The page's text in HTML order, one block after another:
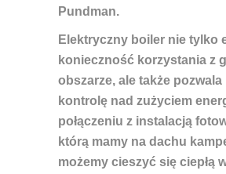
Pundman.
Elektryczny boiler nie tylko
konieczność korzystania z
obszarze, ale także pozwala
kontrolę nad zużyciem
połączeniu z instalacją
którą mamy na dachu
możemy cieszyć się ciepłą